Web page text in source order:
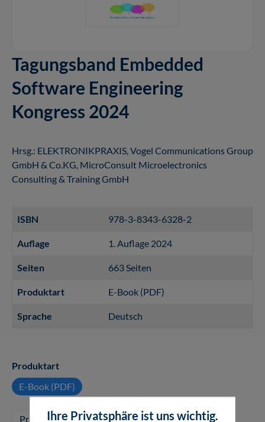
Tagungsband Embedded
Software Engineering
Kongress 2024
Hrsg.: ELEKTRONIKPRAXIS, Vogel Communications Group
GmbH & Co.KG, MicroConsult Microelectronics
Consulting & Training GmbH
ISBN 978-3-8343-6328-2
Auflage 1. Auflage 2024
Seiten 663 Seiten
Produktart E-Book (PDF)
Sprache Deutsch
Produktartauswählen
E-Book (PDF)
Privatkauf Firmenkauf
Ihre Privatsphäre ist uns wichtig.